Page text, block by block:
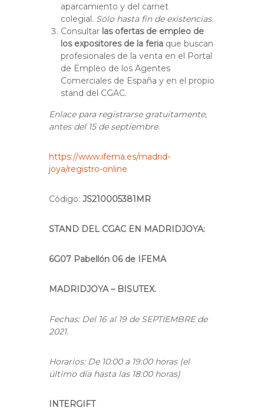
aparcamiento y del carnet
colegial. Sólo hasta fin de existencias.
Consultar las ofertas de empleo de
los expositores de la feria que buscan
profesionales de la venta en el Portal
de Empleo de los Agentes
Comerciales de España y en el propio
stand del CGAC.
Enlace para registrarse gratuitamente,
antes del 15 de septiembre.
https://www.ifema.es/madrid-
joya/registro-online
Código:JS210005381MR
STAND DEL CGAC EN MADRIDJOYA:
6G07 Pabellón 06 de IFEMA
MADRIDJOYA – BISUTEX.
Fechas: Del 16 al 19 de SEPTIEMBRE de
2021.
Horarios: De 10:00 a 19:00 horas (el
último día hasta las 18:00 horas)
INTERGIFT